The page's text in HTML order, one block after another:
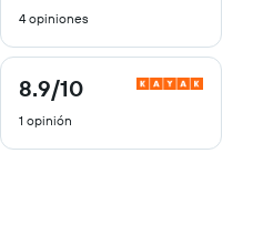
10
4 opiniones
8.9/10
8.9
10
1 opinión